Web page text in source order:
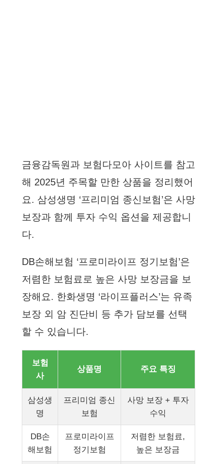
금융감독원과 보험다모아 사이트를 참고
해 2025년 주목할 만한 상품을 정리했어
요. 삼성생명 ‘프리미엄 종신보험’은 사망
보장과 함께 투자 수익 옵션을 제공합니
다.
DB손해보험 ‘프로미라이프 정기보험’은
저렴한 보험료로 높은 사망 보장금을 보
장해요. 한화생명 ‘라이프플러스’는 유족
보장 외 암 진단비 등 추가 담보를 선택
할 수 있습니다.
보험
사
상품명 주요 특징
삼성생
명
프리미엄 종신
보험
사망 보장 + 투자
수익
DB손
해보험
프로미라이프
정기보험
저렴한 보험료,
높은 보장금